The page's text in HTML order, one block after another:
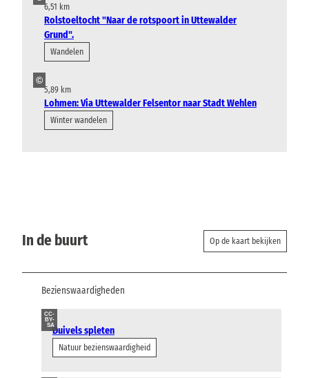
6,51 km
Rolstoeltocht "Naar de rotspoort in Uttewalder
Grund".
Wandelen
©
5,89 km
Lohmen: Via Uttewalder Felsentor naar Stadt Wehlen
Winter wandelen
In de buurt Op de kaart bekijken
Bezienswaardigheden
CC-
BY-
SADuivels spleten
Natuur bezienswaardigheid